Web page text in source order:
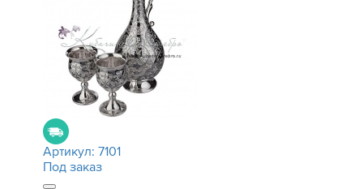
Артикул: 7101
Под заказ